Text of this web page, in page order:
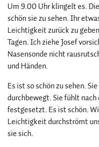
Um 9.00 Uhr klingelt es.
schön sie zu sehen. Ihr
Leichtigkeit zurück zu
Tagen. Ich ziehe Josef
Nasensonde nicht
und Händen.
Es ist so schön zu sehen.
durchbewegt. Sie fühlt
festgesetzt. Es ist schön.
Leichtigkeit durchströmt
sie sich.